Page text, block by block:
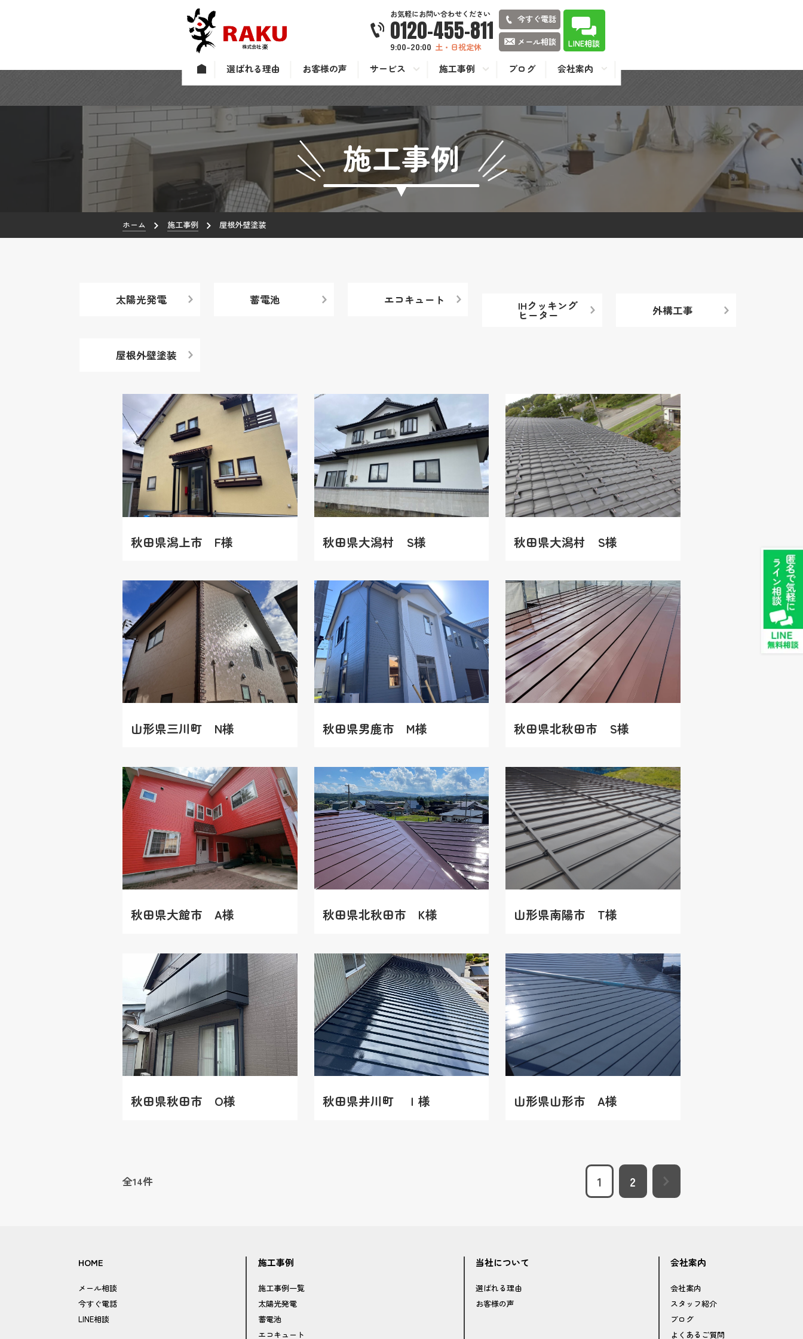
お気軽にお問い合わせください
0120-455-811
9:00-20:00 土・日祝定休
今すぐ電話
メール相談
LINE相談
選ばれる理由 お客様の声 サービス 施工事例 ブログ 会社案内
施工事例
ホーム 施工事例 屋根外壁塗装
太陽光発電 蓄電池 エコキュート IHクッキング
ヒーター 外構工事
屋根外壁塗装
秋田県潟上市 F様 秋田県大潟村 S様 秋田県大潟村 S様
山形県三川町 N様 秋田県男鹿市 M様 秋田県北秋田市 S様
秋田県大館市 A様 秋田県北秋田市 K様 山形県南陽市 T様
秋田県秋田市 O様 秋田県井川町 Ｉ様 山形県山形市 A様
全14件 1 2
HOME
メール相談
今すぐ電話
LINE相談
施工事例
施工事例一覧
太陽光発電
蓄電池
エコキュート
当社について
選ばれる理由
お客様の声
会社案内
会社案内
スタッフ紹介
ブログ
よくあるご質問